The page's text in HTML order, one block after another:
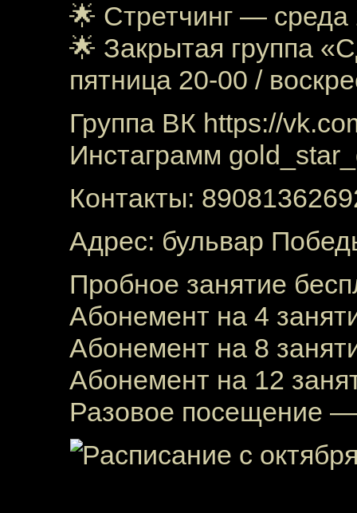
🌟 Стретчинг — среда
🌟 Закрытая группа
пятница 20-00 /
Группа ВК https://
Инстаграмм
Контакты:
Адрес: бульвар
Пробное занятие
Абонемент на 4
Абонемент на 8
Абонемент на 12
Разовое посещение